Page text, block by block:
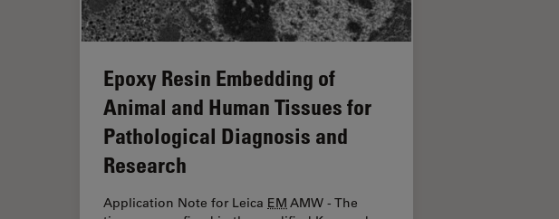
Epoxy Resin Embedding of
Animal and Human Tissues for
Pathological Diagnosis and
Research
Application Note for Leica EM AMW - The